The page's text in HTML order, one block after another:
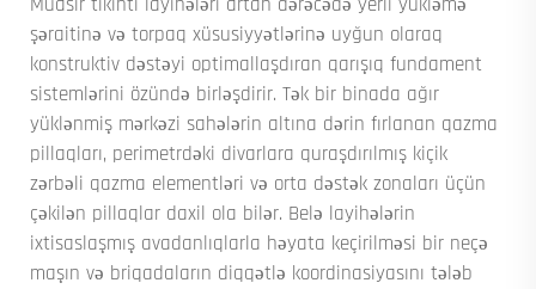
şəraitinə və torpaq xüsusiyyətlərinə uyğun olaraq
konstruktiv dəstəyi optimallaşdıran qarışıq fundament
sistemlərini özündə birləşdirir. Tək bir binada ağır
yüklənmiş mərkəzi sahələrin altına dərin fırlanan qazma
pillaqları, perimetrdəki divarlara quraşdırılmış kiçik
zərbəli qazma elementləri və orta dəstək zonaları üçün
çəkilən pillaqlar daxil ola bilər. Belə layihələrin
ixtisaslaşmış avadanlıqlarla həyata keçirilməsi bir neçə
maşın və briqadaların diqqətlə koordinasiyasını tələb